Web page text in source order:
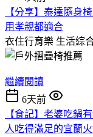
【分享】泰達隨身
用孝親都適合
衣住行育樂 生活綜
繼續閱讀
6天前
【食記】老婆吃鍋
人吃得滿足的宜蘭